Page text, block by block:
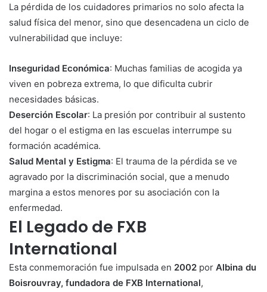
La pérdida de los cuidadores primarios no solo afecta la
salud física del menor, sino que desencadena un ciclo de
vulnerabilidad que incluye:
Inseguridad Económica: Muchas familias de acogida ya
viven en pobreza extrema, lo que dificulta cubrir
necesidades básicas.
Deserción Escolar: La presión por contribuir al sustento
del hogar o el estigma en las escuelas interrumpe su
formación académica.
Salud Mental y Estigma: El trauma de la pérdida se ve
agravado por la discriminación social, que a menudo
margina a estos menores por su asociación con la
enfermedad.
El Legado de FXB
International
Esta conmemoración fue impulsada en 2002 por Albina du
Boisrouvray, fundadora de FXB International,